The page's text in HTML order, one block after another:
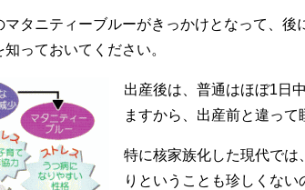
マタニティーブルーがきっかけとなって、
っておいてください。
出産後は、普通はほぼ1日
ますから、出産前と違って
特に核家族化した現代では
りということも珍しくない